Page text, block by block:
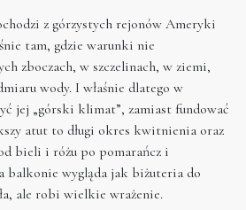
z górzystych rejonów Ameryki
tam, gdzie warunki nie
zboczach, w szczelinach, w ziemi,
wody. I właśnie dlatego w
jej „górski klimat”, zamiast fundować
atut to długi okres kwitnienia oraz
bieli i różu po pomarańcz i
balkonie wygląda jak biżuteria do
ale robi wielkie wrażenie.